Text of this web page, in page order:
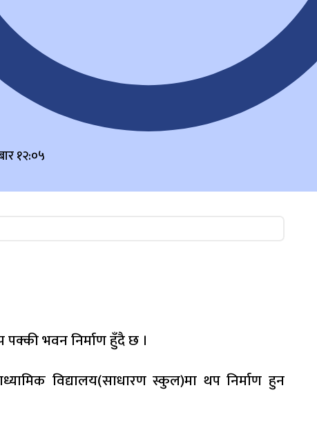
१२:०५
भवन निर्माण हुँदै छ ।
विद्यालय(साधारण स्कुल)मा थप निर्माण हुन